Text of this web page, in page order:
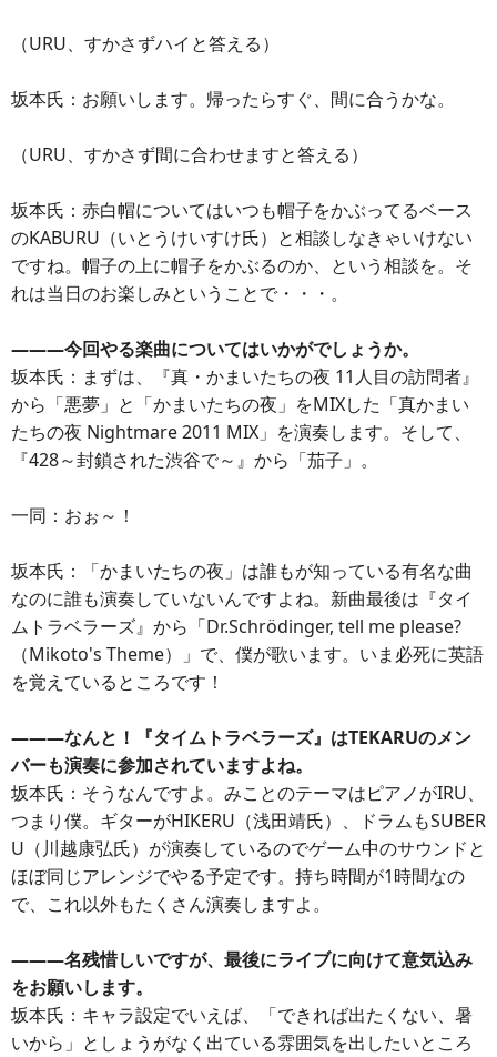
（URU、すかさずハイと答える）
坂本氏：お願いします。帰ったらすぐ、間に合うかな。
（URU、すかさず間に合わせますと答える）
坂本氏：赤白帽についてはいつも帽子をかぶってるベース
のKABURU（いとうけいすけ氏）と相談しなきゃいけない
ですね。帽子の上に帽子をかぶるのか、という相談を。そ
れは当日のお楽しみということで・・・。
―――今回やる楽曲についてはいかがでしょうか。
坂本氏：まずは、『真・かまいたちの夜 11人目の訪問者』
から「悪夢」と「かまいたちの夜」をMIXした「真かまい
たちの夜 Nightmare 2011 MIX」を演奏します。そして、
『428～封鎖された渋谷で～』から「茄子」。
一同：おぉ～！
坂本氏：「かまいたちの夜」は誰もが知っている有名な曲
なのに誰も演奏していないんですよね。新曲最後は『タイ
ムトラベラーズ』から「Dr.Schrödinger, tell me please?
（Mikoto's Theme）」で、僕が歌います。いま必死に英語
を覚えているところです！
―――なんと！『タイムトラベラーズ』はTEKARUのメン
バーも演奏に参加されていますよね。
坂本氏：そうなんですよ。みことのテーマはピアノがIRU、
つまり僕。ギターがHIKERU（浅田靖氏）、ドラムもSUBER
U（川越康弘氏）が演奏しているのでゲーム中のサウンドと
ほぼ同じアレンジでやる予定です。持ち時間が1時間なの
で、これ以外もたくさん演奏しますよ。
―――名残惜しいですが、最後にライブに向けて意気込み
をお願いします。
坂本氏：キャラ設定でいえば、「できれば出たくない、暑
いから」としょうがなく出ている雰囲気を出したいところ